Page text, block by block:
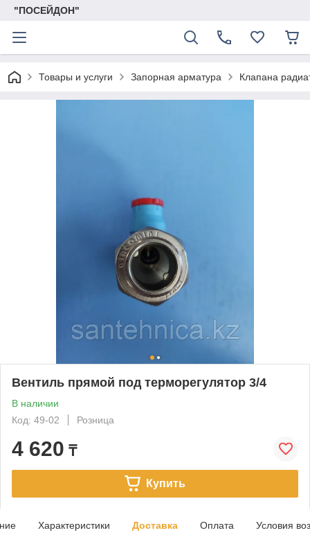
"ПОСЕЙДОН"
Товары и услуги Запорная арматура Клапана
Вентиль прямой под терморегулятор 3/4
В наличии
Код: 49-02
Розница
4 620 ₸
Купить
Характеристики Доставка Оплата Условия